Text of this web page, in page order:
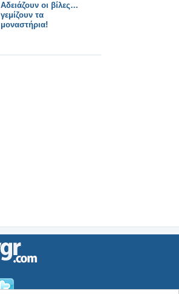
Αδειάζουν οι βίλες…
γεμίζουν τα
μοναστήρια!